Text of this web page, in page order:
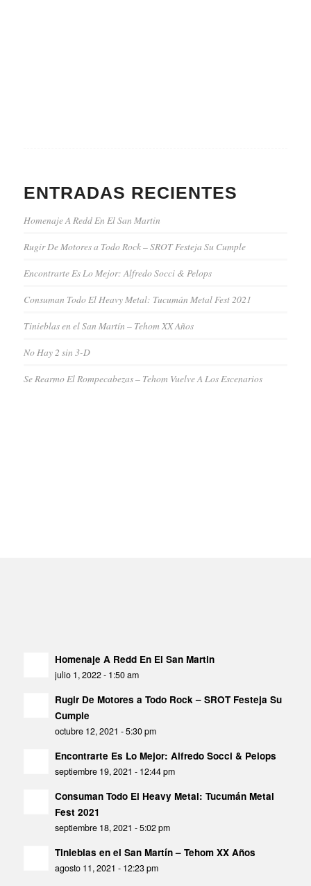
ENTRADAS RECIENTES
Homenaje A Redd En El San Martin
Rugir De Motores a Todo Rock – SROT Festeja Su Cumple
Encontrarte Es Lo Mejor: Alfredo Socci & Pelops
Consuman Todo El Heavy Metal: Tucumán Metal Fest 2021
Tinieblas en el San Martín – Tehom XX Años
No Hay 2 sin 3-D
Se Rearmo El Rompecabezas – Tehom Vuelve A Los Escenarios
Homenaje A Redd En El San Martin
julio 1, 2022 - 1:50 am
Rugir De Motores a Todo Rock – SROT Festeja Su
Cumple
octubre 12, 2021 - 5:30 pm
Encontrarte Es Lo Mejor: Alfredo Socci & Pelops
septiembre 19, 2021 - 12:44 pm
Consuman Todo El Heavy Metal: Tucumán Metal
Fest 2021
septiembre 18, 2021 - 5:02 pm
Tinieblas en el San Martín – Tehom XX Años
agosto 11, 2021 - 12:23 pm